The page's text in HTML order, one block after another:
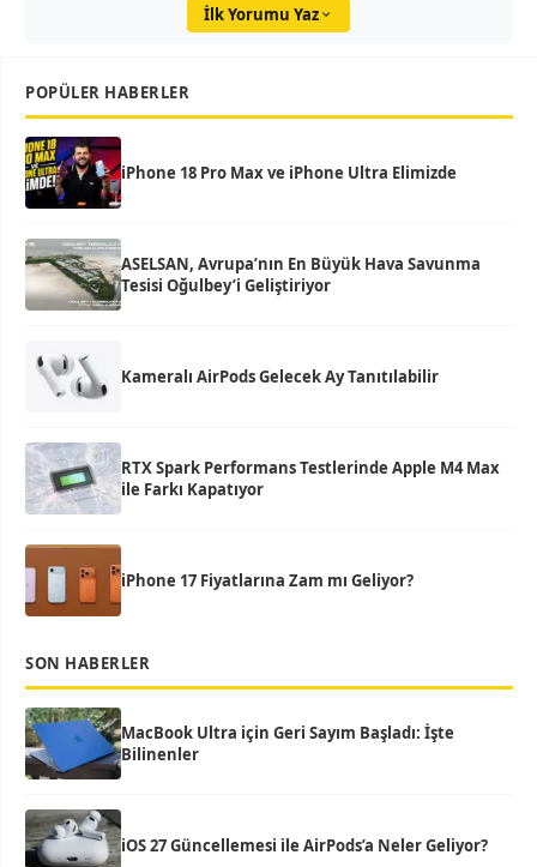
İlk Yorumu Yaz
POPÜLER HABERLER
iPhone 18 Pro Max ve iPhone Ultra Elimizde
ASELSAN, Avrupa’nın En Büyük Hava Savunma
Tesisi Oğulbey’i Geliştiriyor
Kameralı AirPods Gelecek Ay Tanıtılabilir
RTX Spark Performans Testlerinde Apple M4 Max
ile Farkı Kapatıyor
iPhone 17 Fiyatlarına Zam mı Geliyor?
SON HABERLER
MacBook Ultra için Geri Sayım Başladı: İşte
Bilinenler
iOS 27 Güncellemesi ile AirPods’a Neler Geliyor?